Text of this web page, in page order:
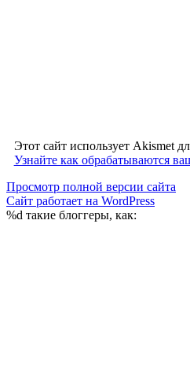
Этот сайт использует Akismet
Узнайте как обрабатываются
Просмотр полной версии сайта
Сайт работает на WordPress
%d такие блоггеры, как: